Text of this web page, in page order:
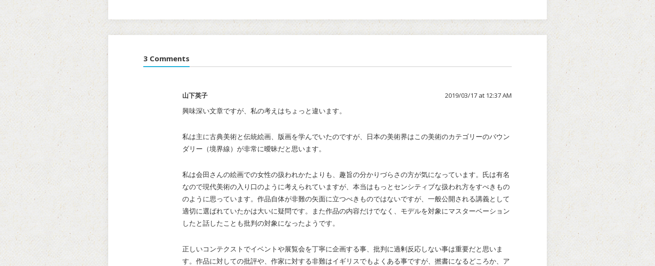
3 Comments
山下英子 2019/03/17 at 12:37 AM
興味深い文章ですが、私の考えはちょっと違います。
私は主に古典美術と伝統絵画、版画を学んでいたのですが、日本の美術界はこの美術のカテゴリーのバウン
ダリー（境界線）が非常に曖昧だと思います。
私は会田さんの絵画での女性の扱われかたよりも、趣旨の分かりづらさの方が気になっています。氏は有名
なので現代美術の入り口のように考えられていますが、本当はもっとセンシティブな扱われ方をすべきもの
のように思っています。作品自体が非難の矢面に立つべきものではないですが、一般公開される講義として
適切に選ばれていたかは大いに疑問です。また作品の内容だけでなく、モデルを対象にマスターベーション
したと話したことも批判の対象になったようです。
正しいコンテクストでイベントや展覧会を丁寧に企画する事、批判に過剰反応しない事は重要だと思いま
す。作品に対しての批評や、作家に対する非難はイギリスでもよくある事ですが、撚書になるどころか、ア